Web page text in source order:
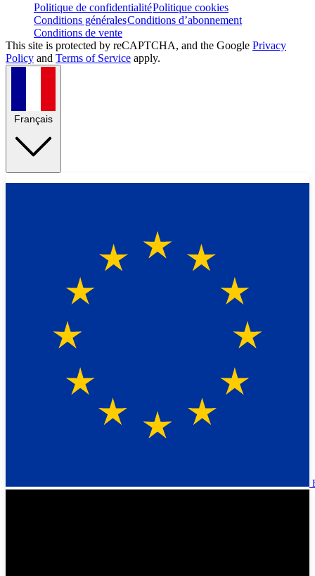
Politique de confidentialitéPolitique cookies
Conditions généralesConditions d’abonnement
Conditions de vente
This site is protected by reCAPTCHA, and the Google Privacy
Policy and Terms of Service apply.
Français